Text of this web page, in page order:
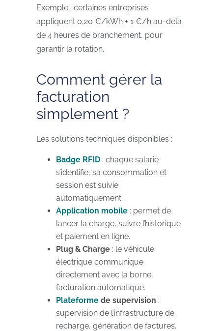
Exemple : certaines entreprises
appliquent 0,20 €/kWh + 1 €/h au-delà
de 4 heures de branchement, pour
garantir la rotation.
Comment gérer la
facturation
simplement ?
Les solutions techniques disponibles :
Badge RFID : chaque salarié
s’identifie, sa consommation et
session est suivie
automatiquement.
Application mobile : permet de
lancer la charge, suivre l’historique
et paiement en ligne.
Plug & Charge : le véhicule
électrique communique
directement avec la borne,
facturation automatique.
Plateforme de supervision :
supervision de l’infrastructure de
recharge, génération de factures,